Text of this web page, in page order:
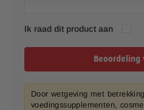
Ik raad dit product aan
Beoordeling
Door wetgeving met
voedingssupplementen,